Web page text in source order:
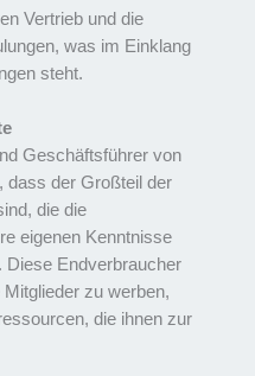
Vertrieb und die
was im Einklang
steht.
Geschäftsführer von
dass der Großteil der
die die
eigenen Kenntnisse
Diese Endverbraucher
zu werben,
die ihnen zur